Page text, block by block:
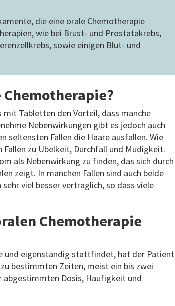
die eine orale Chemotherapie
wie bei Brust- und Prostatakrebs,
sowie einigen Blut- und
Tabletten den Vorteil, dass manche
Nebenwirkungen gibt es jedoch auch
seltensten Fällen die Haare ausfallen. Wie
zu Übelkeit, Durchfall und Müdigkeit.
als Nebenwirkung zu finden, das sich durch
zeigt. In manchen Fällen sind auch beide
viel besser verträglich, so dass viele
Chemotherapie
und eigenständig stattfindet, hat der Patient
bestimmten Zeiten, meist ein bis zwei
abgestimmten Dosis, Häufigkeit und